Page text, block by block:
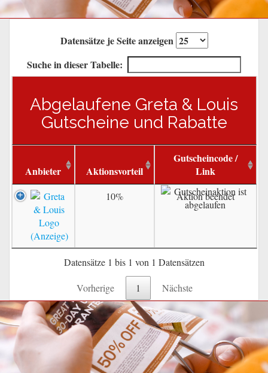
Datensätze je Seite anzeigen
Suche in dieser Tabelle:
Abgelaufene Greta & Louis
Gutscheine und Rabatte
Anbieter Aktionsvorteil
Gutscheincode /
Link
10% Aktion beendet
Datensätze 1 bis 1 von 1 Datensätzen
Vorherige 1 Nächste